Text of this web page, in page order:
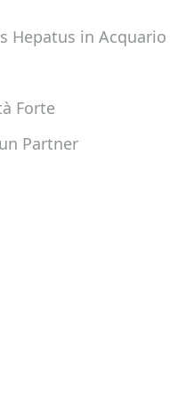
Hepatus in Acquario
Forte
Partner